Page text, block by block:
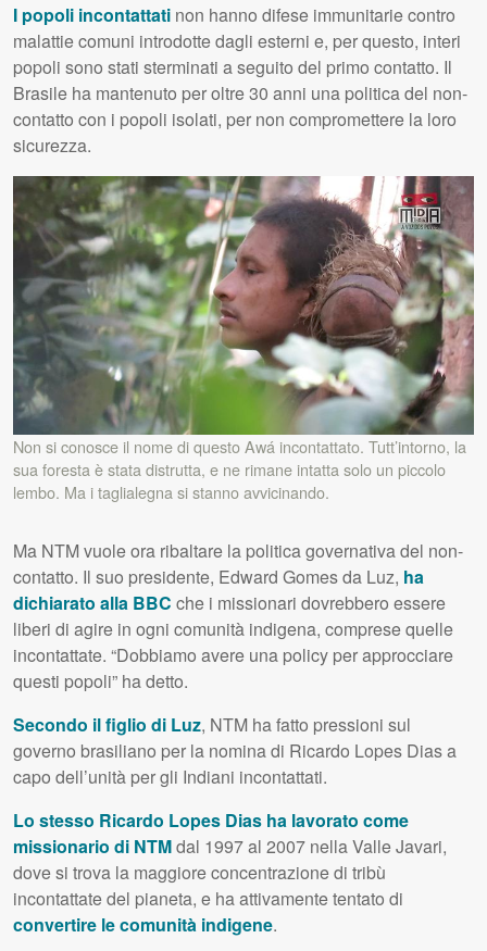
I popoli incontattati non hanno difese immunitarie contro
malattie comuni introdotte dagli esterni e, per questo, interi
popoli sono stati sterminati a seguito del primo contatto. Il
Brasile ha mantenuto per oltre 30 anni una politica del non-
contatto con i popoli isolati, per non compromettere la loro
sicurezza.
Non si conosce il nome di questo Awá incontattato. Tutt’intorno, la
sua foresta è stata distrutta, e ne rimane intatta solo un piccolo
lembo. Ma i taglialegna si stanno avvicinando.
Ma NTM vuole ora ribaltare la politica governativa del non-
contatto. Il suo presidente, Edward Gomes da Luz, ha
dichiarato alla BBC che i missionari dovrebbero essere
liberi di agire in ogni comunità indigena, comprese quelle
incontattate. “Dobbiamo avere una policy per approcciare
questi popoli” ha detto.
Secondo il figlio di Luz, NTM ha fatto pressioni sul
governo brasiliano per la nomina di Ricardo Lopes Dias a
capo dell’unità per gli Indiani incontattati.
Lo stesso Ricardo Lopes Dias ha lavorato come
missionario di NTMdal 1997 al 2007 nella Valle Javari,
dove si trova la maggiore concentrazione di tribù
incontattate del pianeta, e ha attivamente tentato di
convertire le comunità indigene.